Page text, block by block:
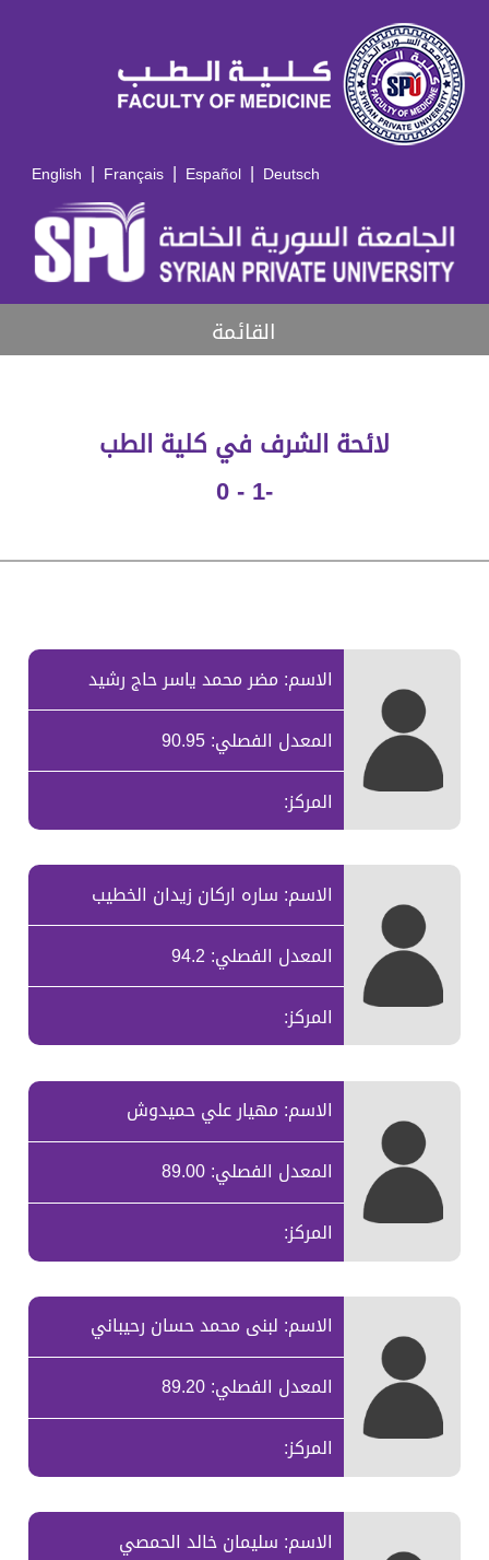
English | Français | Español | Deutsch
القائمة
لائحة الشرف في كلية الطب
-1 - 0
الاسم: مضر محمد ياسر حاج رشيد
المعدل الفصلي: 90.95
المركز:
الاسم: ساره اركان زيدان الخطيب
المعدل الفصلي: 94.2
المركز:
الاسم: مهيار علي حميدوش
المعدل الفصلي: 89.00
المركز:
الاسم: لبنى محمد حسان رحيباني
المعدل الفصلي: 89.20
المركز:
الاسم: سليمان خالد الحمصي